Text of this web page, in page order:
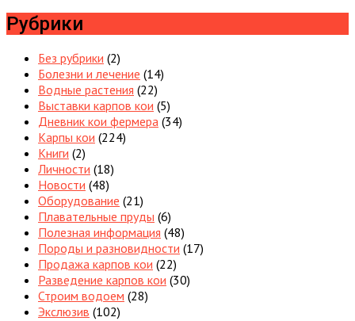
Рубрики
Без рубрики (2)
Болезни и лечение (14)
Водные растения (22)
Выставки карпов кои (5)
Дневник кои фермера (34)
Карпы кои (224)
Книги (2)
Личности (18)
Новости (48)
Оборудование (21)
Плавательные пруды (6)
Полезная информация (48)
Породы и разновидности (17)
Продажа карпов кои (22)
Разведение карпов кои (30)
Строим водоем (28)
Экслюзив (102)